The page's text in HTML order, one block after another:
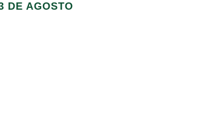
DE AGOSTO